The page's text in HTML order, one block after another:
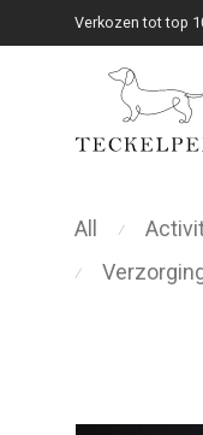
Verkozen tot top
All ⁄
⁄